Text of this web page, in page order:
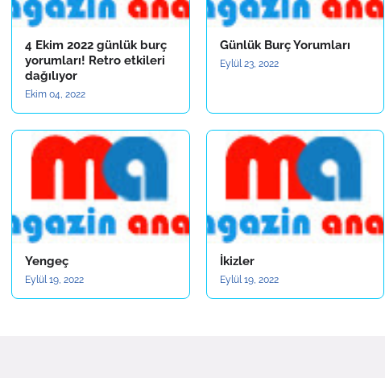
4 Ekim 2022 günlük burç
yorumları! Retro etkileri
dağılıyor
Ekim 04, 2022
Günlük Burç Yorumları
Eylül 23, 2022
Yengeç
Eylül 19, 2022
İkizler
Eylül 19, 2022